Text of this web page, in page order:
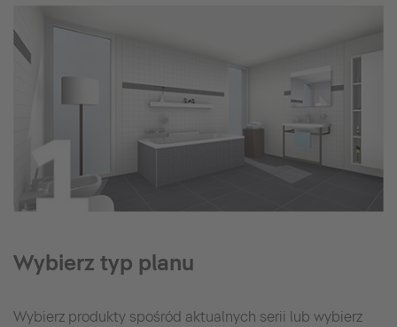
Wybierz typ planu
Wybierz produkty spośród aktualnych serii lub wybierz